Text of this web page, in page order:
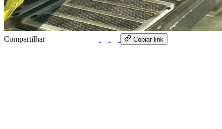
Compartilhar Copiar link